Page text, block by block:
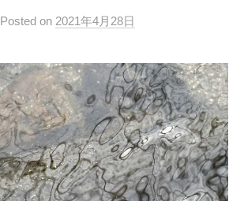
Posted on 2021年4月28日